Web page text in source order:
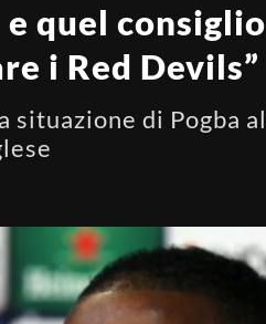
quel
i Red Devils”
situazione di Pogba